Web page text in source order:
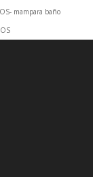
mampara baño